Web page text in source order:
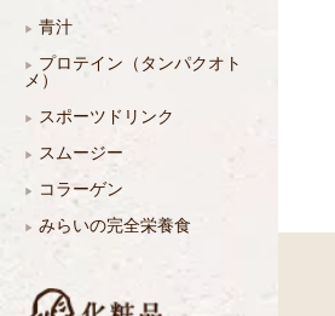
青汁
プロテイン（タンパクオト
メ）
スポーツドリンク
スムージー
コラーゲン
みらいの完全栄養食